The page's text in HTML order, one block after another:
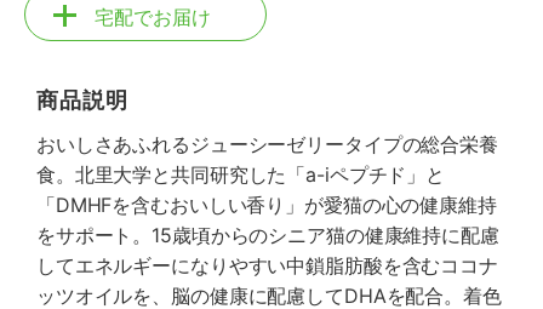
宅配でお届け
商品説明
おいしさあふれるジューシーゼリータイプの総合栄養
食。北里大学と共同研究した「a-iペプチド」と
「DMHFを含むおいしい香り」が愛猫の心の健康維持
をサポート。15歳頃からのシニア猫の健康維持に配慮
してエネルギーになりやすい中鎖脂肪酸を含むココナ
ッツオイルを、脳の健康に配慮してDHAを配合。着色